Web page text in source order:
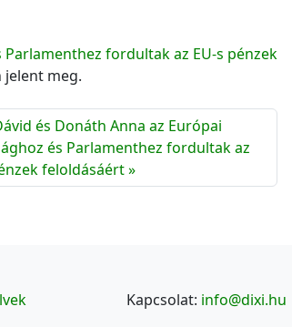
fordultak az EU-s pénzek
jelent meg.
és Donáth Anna az Európai
és Parlamenthez fordultak az
feloldásáért
Kapcsolat: info@dixi.hu